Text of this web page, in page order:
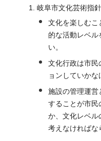
岐阜市文化芸術指
文化を楽しむこ
的な活動レベル
い。
文化行政は市民
ョンしていかな
施設の管理運営
することが市民
か、文化レベル
考えなければな